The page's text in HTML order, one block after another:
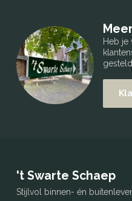
Heb je
't Swarte Schaep
Stijlvol binnen- én